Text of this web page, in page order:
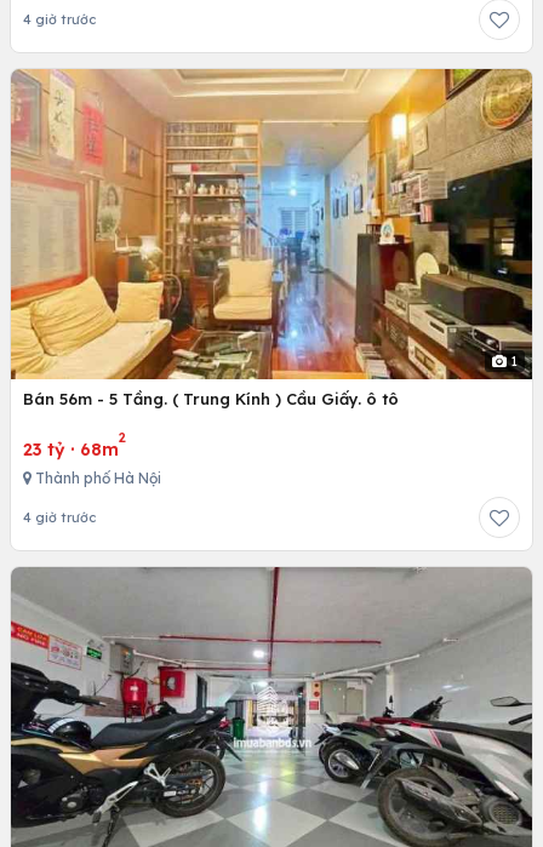
4 giờ trước
1
Bán 56m - 5 Tầng. ( Trung Kính ) Cầu Giấy. ô tô
23 tỷ · 68m
2
Thành phố Hà Nội
4 giờ trước